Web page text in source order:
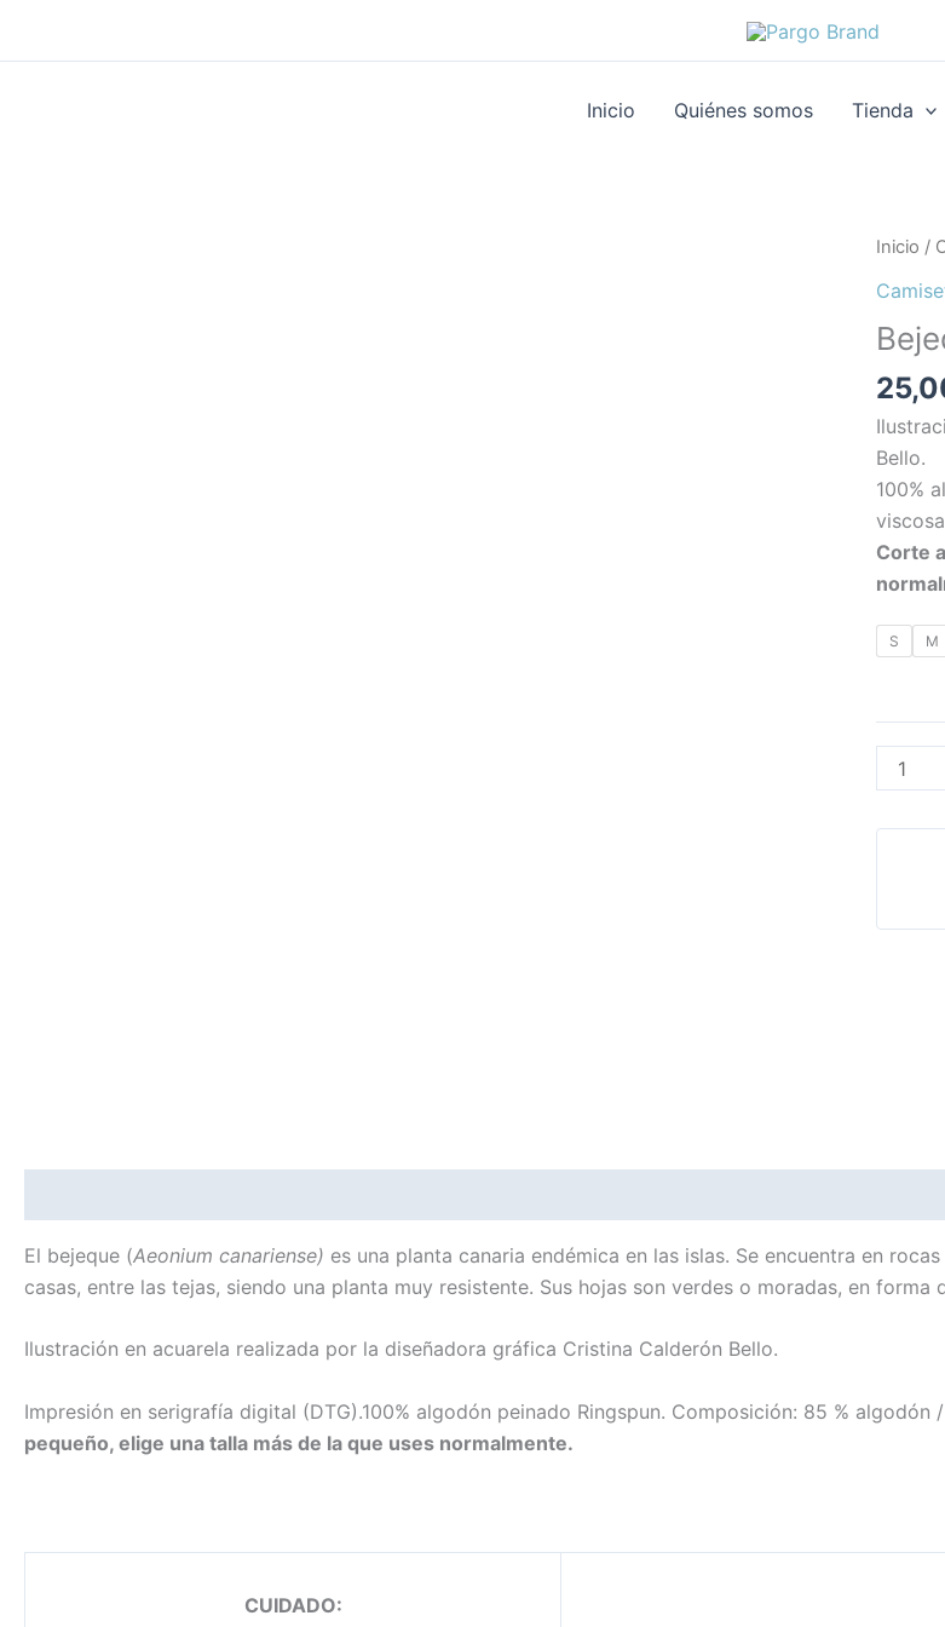
Inicio
Quiénes somos Tienda
Inicio /
Bello.
100%
Corte
S M
verde
El bejeque (Aeonium canariense) es una planta canaria endémica en las islas. Se encuentra en
casas, entre las tejas, siendo una planta muy resistente. Sus hojas son verdes o moradas, en forma
Ilustración en acuarela realizada por la diseñadora gráfica Cristina Calderón Bello.
Impresión en serigrafía digital (DTG).100% algodón peinado Ringspun. Composición: 85 % algodón
pequeño, elige una talla más de la que uses normalmente.
CUIDADO: